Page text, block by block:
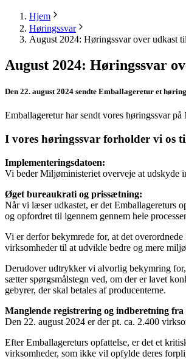
Hjem
Høringssvar
August 2024: Høringssvar over udkast
August 2024: Høringssvar
Den 22. august 2024 sendte Emballageretur et
Emballageretur har sendt vores høringssvar
I vores høringssvar forholder vi os
Implementeringsdatoen:
Vi beder Miljøministeriet overveje at udskyde
Øget bureaukrati og prissætning:
Når vi læser udkastet, er det Emballagereturs
og opfordret til igennem gennem hele
Vi er derfor bekymrede for, at det
virksomheder til at udvikle bedre og mere
Derudover udtrykker vi alvorlig bekymring
sætter spørgsmålstegn ved, om der er lavet
gebyrer, der skal betales af producenterne.
Manglende registrering og indberetning
Den 22. august 2024 er der pt. ca. 2.400
Efter Emballagereturs opfattelse, er det et
virksomheder, som ikke vil opfylde deres